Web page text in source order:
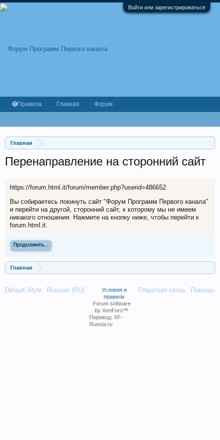
Войти или зарегистрироваться
Главная
Перенаправление на сторонний сайт
https://forum.html.it/forum/member.php?userid=486652
Вы собираетесь покинуть сайт "Форум Программ Первого канала"
и перейти на другой, сторонний сайт, к которому мы не имеем
никакого отношения. Нажмите на кнопку ниже, чтобы перейти к
forum.html.it.
Продолжить...
Главная
Правила Главная Форум
Default Style Russian (RU) Обратная связь Помощь
Условия и
правила
Forum software
by XenForo™
Перевод: XF-
Russia.ru